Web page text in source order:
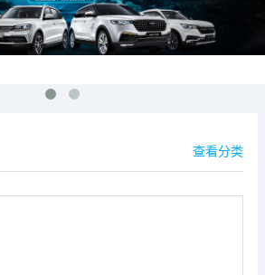
查看分类